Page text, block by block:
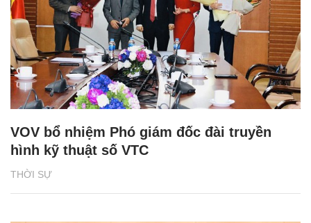
THỜI SỰ
VOV bổ nhiệm Phó giám đốc đài truyền
hình kỹ thuật số VTC